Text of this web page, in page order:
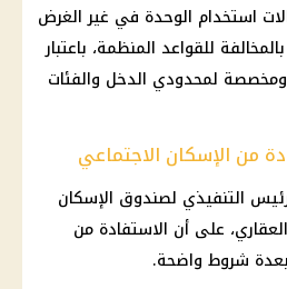
استخدام الوحدة في غير الغرض
للقواعد المنظمة، باعتبار
لمحدودي الدخل والفئات
من الإسكان الاجتماعي
التنفيذي لصندوق الإسكان
على أن الاستفادة من
شروط واضحة.